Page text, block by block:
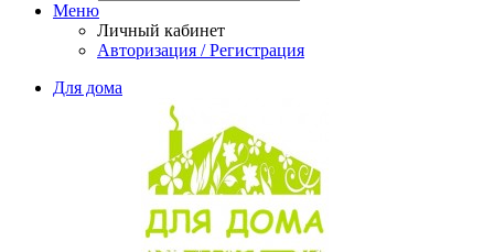
Меню
Личный кабинет
Авторизация / Регистрация
Для дома